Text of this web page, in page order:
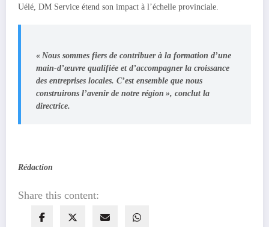
Uélé, DM Service étend son impact à l’échelle provinciale.
« Nous sommes fiers de contribuer à la formation d’une
main-d’œuvre qualifiée et d’accompagner la croissance
des entreprises locales. C’est ensemble que nous
construirons l’avenir de notre région », conclut la
directrice.
Rédaction
Share this content: